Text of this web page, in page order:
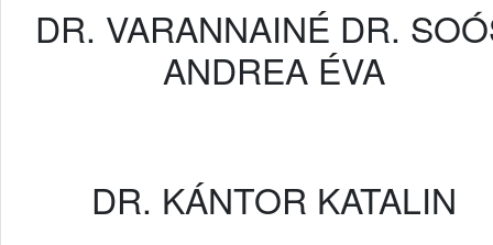
DR. VARANNAINÉ DR.
ANDREA ÉVA
DR. KÁNTOR KATALIN